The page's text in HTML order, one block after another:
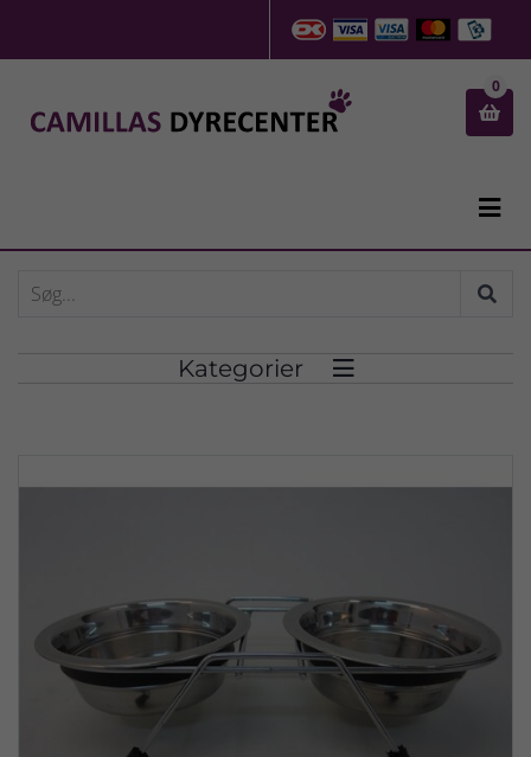

0

Kategorier 